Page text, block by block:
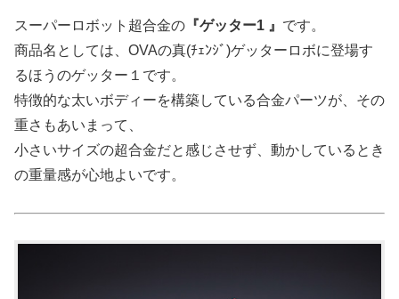
スーパーロボット超合金の 『ゲッター1 』 です。
商品名としては、OVAの真(ﾁｪﾝｼﾞ)ゲッターロボに登場す
るほうのゲッター１です。
特徴的な太いボディーを構築している合金パーツが、その
重さもあいまって、
小さいサイズの超合金だと感じさせず、動かしているとき
の重量感が心地よいです。